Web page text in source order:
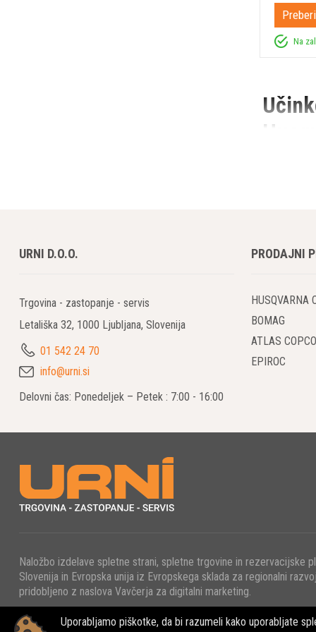
Na
2.1
Husqvarna
želite
za
delovanja,
5.
5.1 Izbor
Uporabljamo piškotke, da bi razumeli kako uporabljate
URNI D.O.O.
Trgovina - zastopanje - servis
Letališka 32, 1000 Ljubljana, Slovenija
01 542 24 70
info@urni.si
Delovni čas: Ponedeljek – Petek : 7:00 - 16:00
PRODAJNI
HUSQVARNA
BOMAG
ATLAS COPCO
EPIROC
Naložbo izdelave spletne strani, spletne trgovine in rezervacijske
Slovenija in Evropska unija iz Evropskega sklada za regionalni
pridobljeno z naslova Vavčerja za digitalni marketing.